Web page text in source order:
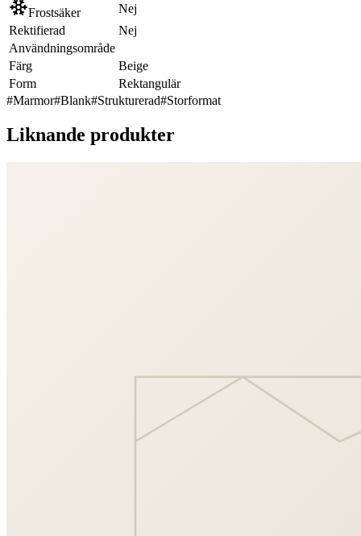
Frostsäker
Nej
Rektifierad
Nej
Användningsområde
Färg
Beige
Form
Rektangulär
#Marmor#Blank#Strukturerad#Storformat
Liknande produkter